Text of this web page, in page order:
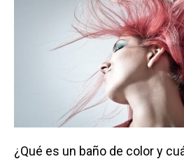
¿Qué es un baño de color y